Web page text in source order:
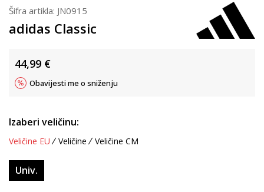
Šifra artikla: JN0915
adidas Classic
44,99 €
Obavijesti me o sniženju
Izaberi veličinu:
Veličine EU Veličine Veličine CM
Univ.